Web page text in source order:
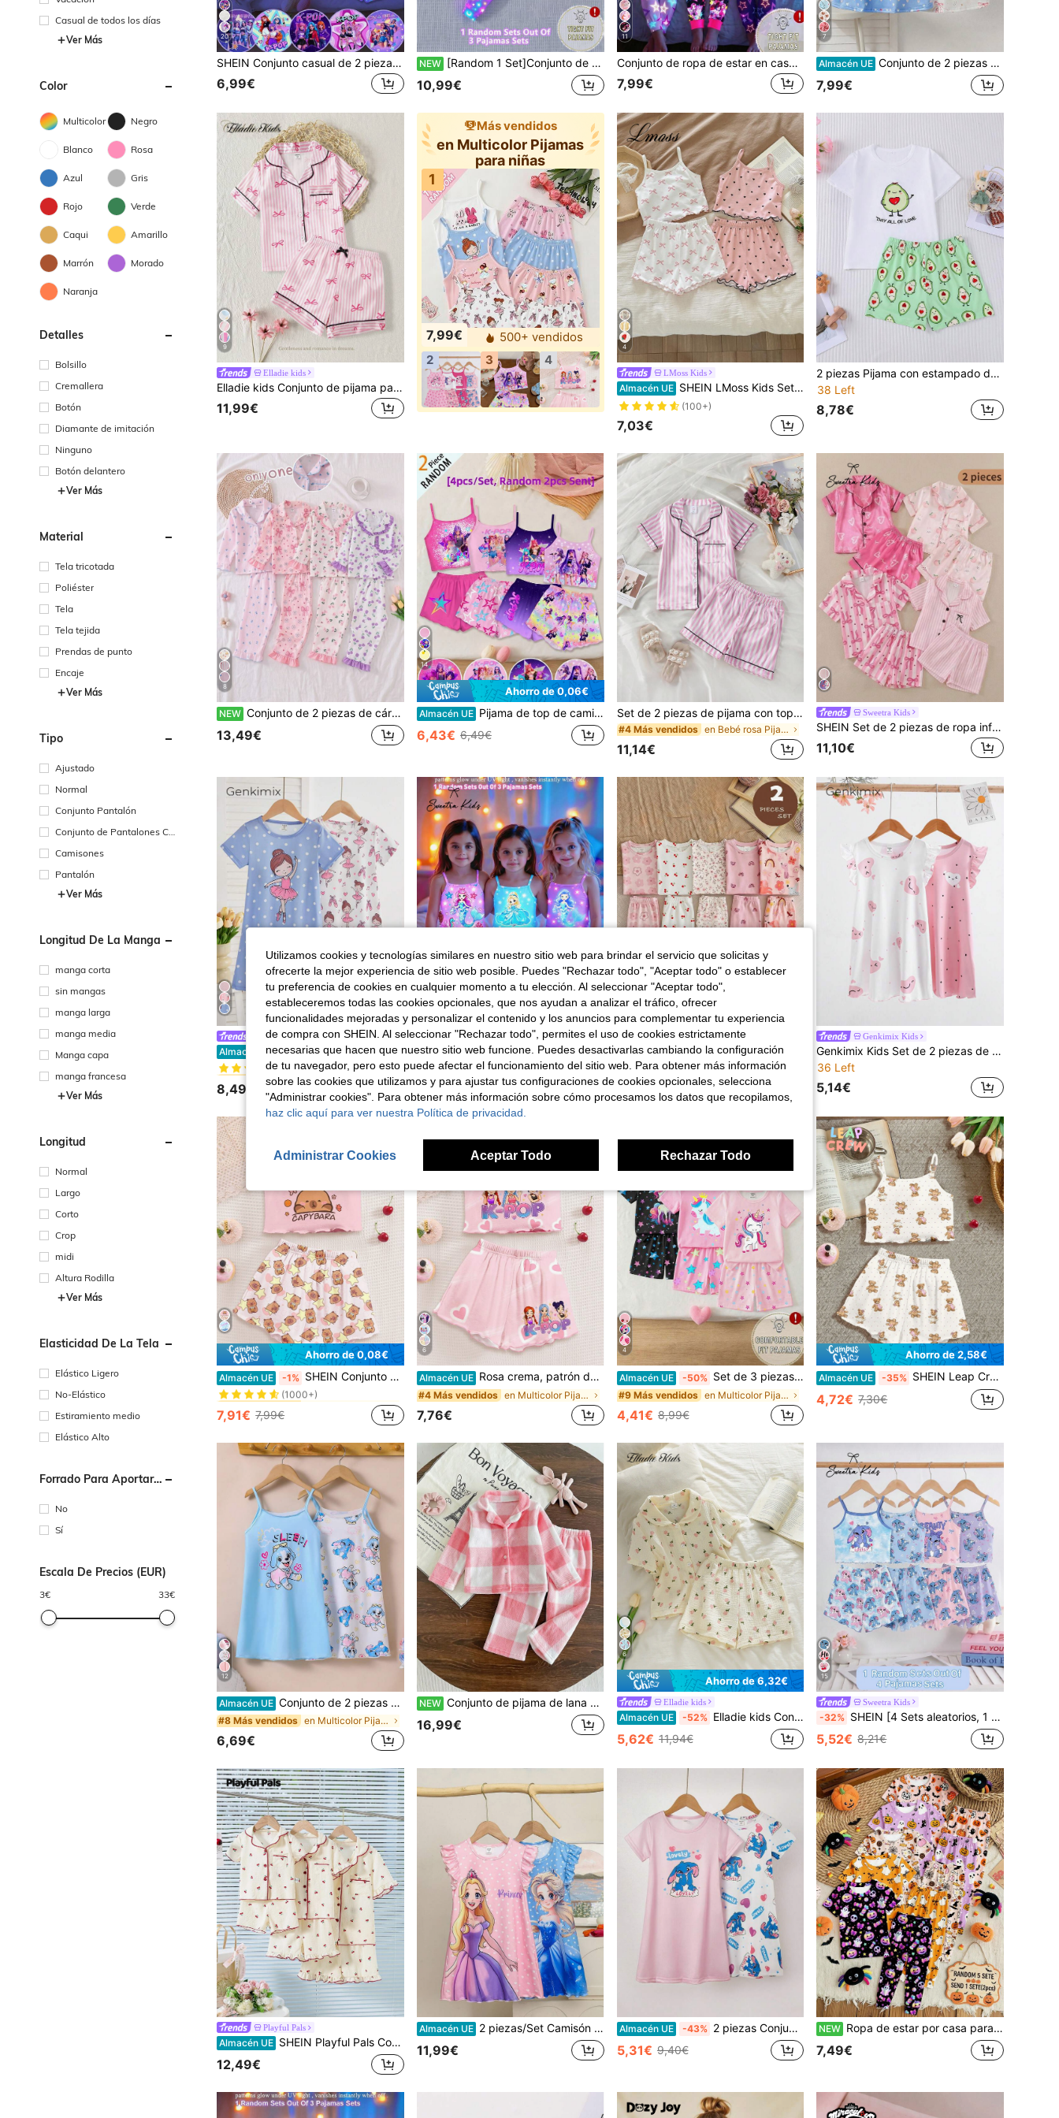
Casual de todos los días
Ver Más
Color
Multicolor Negro
Blanco Rosa
Azul Gris
Rojo Verde
Caqui Amarillo
Marrón Morado
Naranja
Detalles
Bolsillo
Cremallera
Botón
Diamante de imitación
Ninguno
Botón delantero
Ver Más
Material
Tela tricotada
Poliéster
Tela
Tela tejida
Prendas de punto
Encaje
Ver Más
Tipo
Ajustado
Normal
Conjunto Pantalón
Conjunto de Pantalones Co
Camisones
Pantalón
Ver Más
Longitud De La Manga
manga corta
sin mangas
manga larga
manga media
Manga capa
manga francesa
Ver Más
Longitud
Normal
Largo
Corto
Crop
midi
Altura Rodilla
Ver Más
Elasticidad De La Tela
Elástico Ligero
No-Elástico
Estiramiento medio
Elástico Alto
Forrado Para Aportar
No
Sí
Escala De Precios (EUR)
3€ 33€
20
SHEIN Conjunto casual de 2 piezas con top de tirantes de punto y shorts para niña joven
6,99€
NEW [Random 1 Set]Conjunto de pijama de manga larga con estampado de dibujos animados que brilla en la oscuridad para niña, iluminado con luz ultravioleta fluorescente púrpura, conjunto de 2 piezas con top de cuello redondo de manga larga y pantalones
10,99€
11
Conjunto de ropa de estar en casa para niña joven con camiseta de cuello redondo de manga larga y pantalones largos con estampado de personaje de dibujos animados dulce y lindo
7,99€
7
Almacén UE Conjunto de 2 piezas de ropa de casa para niñas pequeñas con tirantes finos, vestido de camiseta sin mangas, verano azul, blanco y acentos rosas, estampado lindo de niña bailarina con corazón, ropa de dormir casual, ligera, de tela de punto suave y transpirable, cómoda y amigable con la piel, elegante y moderna, de alta calidad, versátil y adorable, camisón acogedor para uso diario en interiores y relajación
7,99€
9
Elladie kids
Elladie kids Conjunto de pijama para niña con lazo rosa, ribete satinado a rayas y bloques de color, de manga corta y pantalón corto. Conjunto de ropa de dormir con solapa de moda, casual y de vuelta al colegio.
11,99€
Más vendidos
en Multicolor Pijamas
para niñas
1
7,99€
500+ vendidos
2
3 4
4
LMoss Kids
Almacén UE SHEIN LMoss Kids Set de 4 piezas de pijama de chaleco y shorts sin mangas con decoración de corazón y lazo para niña joven, informal de verano
(100+)
7,03€
2 piezas Pijama con estampado de corazón de aguacate de dibujos animados para niños, parte superior de cuello redondo de manga corta y pantalones cortos para niños y niñas pequeños, conjunto casual y cómodo para todas las estaciones, para fiestas y uso diario
38 Left
8,78€
8
NEW Conjunto de 2 piezas de cárdigan de manga larga y pantalones con estampado floral ditsy, estilo dulce y lindo, ropa de estar en casa casual y cómoda para niñas
13,49€
14
Ahorro de 0,06€
Almacén UE Pijama de top de camisola y pantalones cortos con estampado de grupo de chicas de dibujos animados, superestrella de K-pop, retrato de chica minimalista casual, degradado púrpura encantador, adecuado para el verano
6,43€ 6,49€
Set de 2 piezas de pijama con top de manga corta y pantalón corto a rayas ignífugo
#4 Más vendidos en Bebé rosa Pijamas para niñas
11,14€
Sweetra Kids
SHEIN Set de 2 piezas de ropa informal para niña joven con top de manga corta con cuello abierto, bolsillo bordado con moño y shorts, conjunto de ropa de estar en casa de seda sintética
11,10€
Genkimix Kids
Almacén UE Genkimix Kids Set de 2 piezas de pijama con estampado de ovejas de dibujos animados lindos para niñas, de moda minimalista en rosa y gris, ropa de dormir
#7 Más vendidos
(100+)
#7 Más vendidos
en Multicolor Pijamas para niñas
(100+)
#7 Más vendidos
en Multicolor Pijamas para niñas
(100+)
#7 Más vendidos
en Multicolor Pijamas para niñas
(100+)
8,49€
Sweetra Kids
Almacén UE SHEIN [1 Set Enviado al Azar] Conjunto de Pijama de Camisola y Pantalones Cortos para Niñas Pequeñas, Estilo Princesa de Ensueño de Verano, Estampado de Sirena que Brilla en la Oscuridad, Púrpura Claro & Azul Cielo, Reactivo a la Luz UV, Tela de Punto Suave y Amigable con la Piel, Borde de Volantes Ondulados, Pantalones Cortos Holgados de Pierna Ancha, Conjunto de 2 Piezas, Patrón Lindo de Princesa del Océano, Ropa de Estar en Casa Adecuada para Uso en Exteriores
#10 Más vendidos en Multicolor Pijamas para niñas
6,99€
NEW Ropa de estar por casa para niña joven, estilo casual minimalista y dulce en crema, con estampado lindo de animales y flores, cómoda, manga corta, pantalones largos con patchwork y bajos con puño, ajuste ceñido, para primavera/verano, gráfico, suave, kawaii, acogedora
7,49€
Genkimix Kids
Genkimix Kids Set de 2 piezas de camisón y ropa de casa informal con mangas de volantes para niñas jóvenes, para primavera/verano
36 Left
5,14€
Ahorro de 0,08€
Almacén UE -1% SHEIN Conjunto de pijama de camisa de tirantes y shorts ajustados con estampado de estrella y de capibara lindo para niñas jóvenes, casual y sencillo, apropiado para el verano
#5 Más vendidos
en Multicolor Pijamas para niñas
(1000+)
#5 Más vendidos
(1000+)
#5 Más vendidos
(1000+)
#5 Más vendidos
en Multicolor Pijamas para niñas
7,91€ 7,99€
6
Almacén UE Rosa crema, patrón de chica de dibujos animados K-POP, top de camisola minimalista casual para niña & shorts de ropa de estar en casa, adecuado para primavera/verano
#4 Más vendidos en Multicolor Pijamas para niñas
7,76€
4
Almacén UE -50% Set de 3 piezas de pijama de manga corta y pantalón corto con estampado de unicornio de dibujos animados para niñas jóvenes, que brillan en la oscuridad bajo luz UV, para primavera/verano
#9 Más vendidos en Multicolor Pijamas para niñas
4,41€ 8,99€
Ahorro de 2,58€
Almacén UE -35% SHEIN Leap Crew Pantalones cortos y Top de tirantes con estampado de oso lindo, estilo BM, ropa informal y sencilla para chicas jóvenes, adecuada para usar en casa en primavera y verano con mallas
4,72€ 7,30€
12
Almacén UE Conjunto de 2 piezas de pijama para niña, vestido de camiseta de punto blanco y rosa con estampado de conejo, cómodo y dulce para usar en casa
#8 Más vendidos en Multicolor Pijamas para niñas
6,69€
NEW Conjunto de pijama de lana a cuadros con frente abierto para niñas, conjunto de pijama de franela a cuadros engrosado, conjunto de 2 piezas de ropa de estar en casa para niñas con camisa de manga larga y cuello de cárdigan, ropa de otoño/invierno, cómodo
16,99€
6
Ahorro de 6,32€
Elladie kids
Almacén UE -52% Elladie kids Conjunto de pijama de manga corta con cuello y estampado floral de tulipanes para niña, conjunto de ropa de verano para el hogar
5,62€ 11,94€
15
Sweetra Kids
-32% SHEIN [4 Sets aleatorios, 1 Set incluido] Conjunto de 2 piezas de verano para niñas pequeñas: Top de tirantes con estampado de conejo azul y lazo, emparejado con pantalones cortos con volantes, de tela de punto, cómodo y suave para dormir/estar en casa, cuello redondo, pantalones cortos y camiseta adecuados para salidas y el hogar, estilo casual y femenino a cuadros azul/rosa/morado
5,52€ 8,21€
Playful Pals
Almacén UE SHEIN Playful Pals Conjunto de pijama de 2 piezas con camiseta de manga corta y shorts con volantes y estampado de cerezas para niñas jóvenes
12,49€
Almacén UE 2 piezas/Set Camisón casual con mangas cortas y vestido largo para niña, ropa de casa de primavera/verano para niña princesa
11,99€
Almacén UE -43% 2 piezas Conjunto de camisón de niña con estampado de oveja de dibujos animados, incluye camisón largo de manga corta rosa y gris, ropa de dormir casual
5,31€ 9,40€
NEW Ropa de estar por casa para niña joven, casual, sencilla y cómoda, de manga corta y pantalones largos con bajo patchwork, ajuste ceñido, apta para primavera y verano
7,49€
Utilizamos cookies y tecnologías similares en nuestro sitio web para brindar el servicio que solicitas y
ofrecerte la mejor experiencia de sitio web posible. Puedes "Rechazar todo", "Aceptar todo" o establecer
tu preferencia de cookies en cualquier momento a tu elección. Al seleccionar "Aceptar todo",
estableceremos todas las cookies opcionales, que nos ayudan a analizar el tráfico, ofrecer
funcionalidades mejoradas y personalizar el contenido y los anuncios para complementar tu experiencia
de compra con SHEIN. Al seleccionar "Rechazar todo", permites el uso de cookies estrictamente
necesarias que hacen que nuestro sitio web funcione. Puedes desactivarlas cambiando la configuración
de tu navegador, pero esto puede afectar el funcionamiento del sitio web. Para obtener más información
sobre las cookies que utilizamos y para ajustar tus configuraciones de cookies opcionales, selecciona
"Administrar cookies". Para obtener más información sobre cómo procesamos los datos que recopilamos,
haz clic aquí para ver nuestra Política de privacidad.
Administrar Cookies Aceptar Todo Rechazar Todo